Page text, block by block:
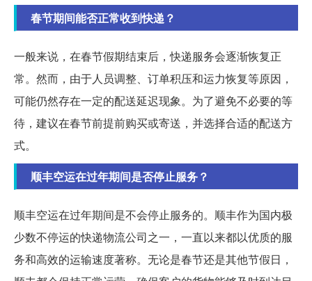
春节期间能否正常收到快递？
一般来说，在春节假期结束后，快递服务会逐渐恢复正
常。然而，由于人员调整、订单积压和运力恢复等原因，
可能仍然存在一定的配送延迟现象。为了避免不必要的等
待，建议在春节前提前购买或寄送，并选择合适的配送方
式。
顺丰空运在过年期间是否停止服务？
顺丰空运在过年期间是不会停止服务的。顺丰作为国内极
少数不停运的快递物流公司之一，一直以来都以优质的服
务和高效的运输速度著称。无论是春节还是其他节假日，